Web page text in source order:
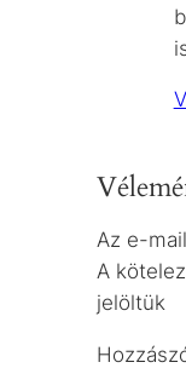
Az e-
A
jelöltük